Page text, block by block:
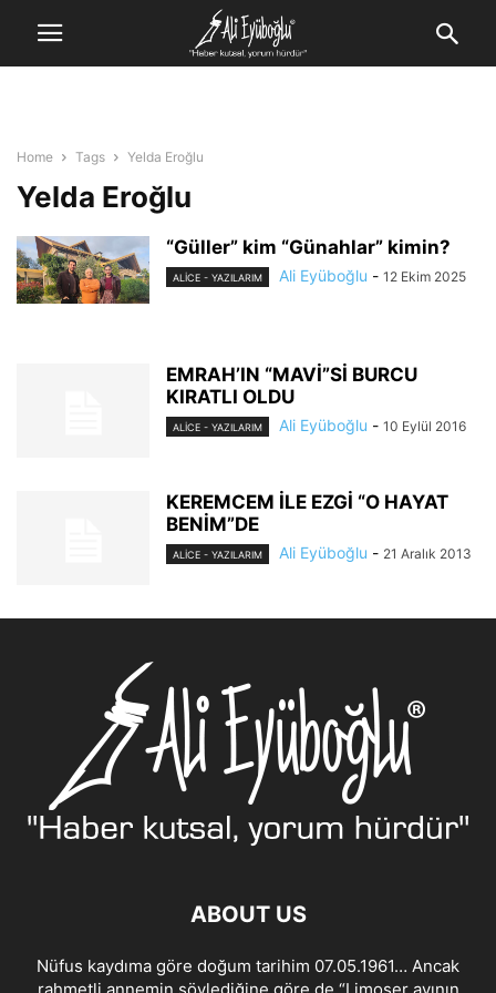
Home Tags Yelda Eroğlu
Yelda Eroğlu
“Güller” kim “Günahlar” kimin?
ALİCE - YAZILARIM Ali Eyüboğlu - 12 Ekim 2025
EMRAH’IN “MAVİ”Sİ BURCU
KIRATLI OLDU
ALİCE - YAZILARIM Ali Eyüboğlu - 10 Eylül 2016
KEREMCEM İLE EZGİ “O HAYAT
BENİM”DE
ALİCE - YAZILARIM Ali Eyüboğlu - 21 Aralık 2013
ABOUT US
Nüfus kaydıma göre doğum tarihim 07.05.1961… Ancak